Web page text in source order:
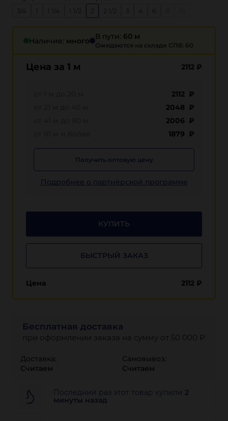
Наличие: много В пути: 60 м
Ожидаются на складе СПб: 60
Цена за 1 м 2112 ₽
2112 ₽
2048 ₽
2006 ₽
1879 ₽
Получить оптовую цену
Подробнее о партнёрской программе
КУПИТЬ
БЫСТРЫЙ ЗАКАЗ
Цена 2112 ₽
Бесплатная доставка
при оформлении заказа на сумму от 50 000 ₽
Доставка:
Считаем
Самовывоз:
Считаем
Последний раз этот товар купили 2
минуты назад
3/4 3 6